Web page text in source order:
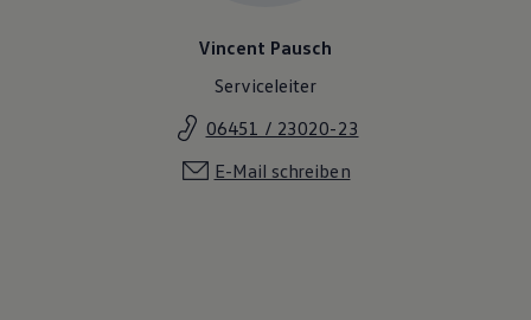
Vincent Pausch
Serviceleiter
06451 / 23020-23
E-Mail schreiben